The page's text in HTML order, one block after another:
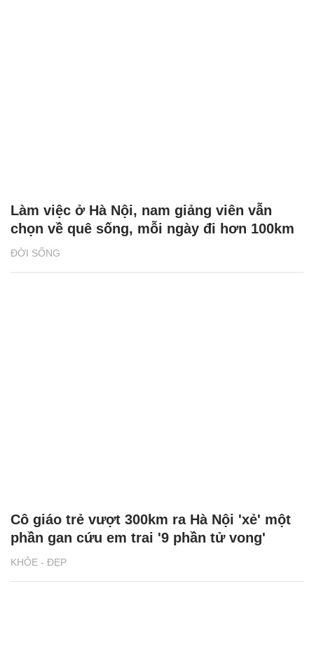
ĐỜI SỐNG
Làm việc ở Hà Nội, nam giảng viên vẫn
chọn về quê sống, mỗi ngày đi hơn 100km
KHỎE - ĐẸP
Cô giáo trẻ vượt 300km ra Hà Nội 'xẻ' một
phần gan cứu em trai '9 phần tử vong'